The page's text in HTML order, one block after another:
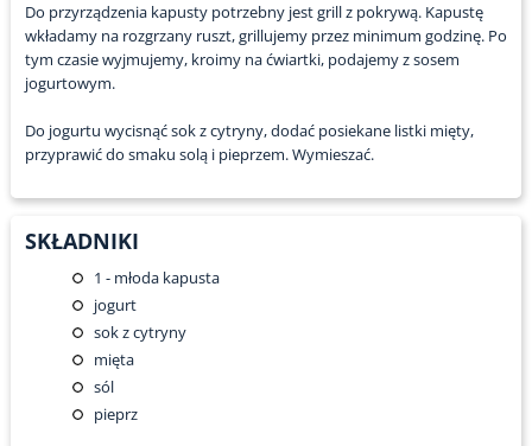
Do przyrządzenia kapusty potrzebny jest grill z pokrywą. Kapustę
wkładamy na rozgrzany ruszt, grillujemy przez minimum godzinę. Po
tym czasie wyjmujemy, kroimy na ćwiartki, podajemy z sosem
jogurtowym.
Do jogurtu wycisnąć sok z cytryny, dodać posiekane listki mięty,
przyprawić do smaku solą i pieprzem. Wymieszać.
SKŁADNIKI
1 - młoda kapusta
jogurt
sok z cytryny
mięta
sól
pieprz